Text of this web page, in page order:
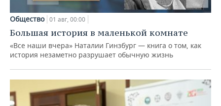
Общество 01 авг, 00:00
Большая история в маленькой комнате
«Все наши вчера» Наталии Гинзбург — книга о том, как
история незаметно разрушает обычную жизнь